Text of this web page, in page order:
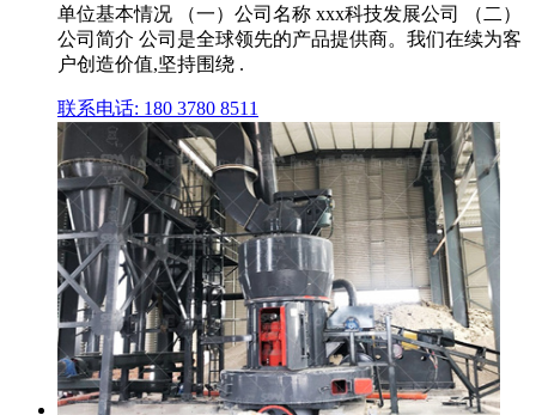
单位基本情况 （一）公司名称 xxx科技发展公司 （二）
公司简介 公司是全球领先的产品提供商。我们在续为客
户创造价值,坚持围绕 .
联系电话: 180 3780 8511